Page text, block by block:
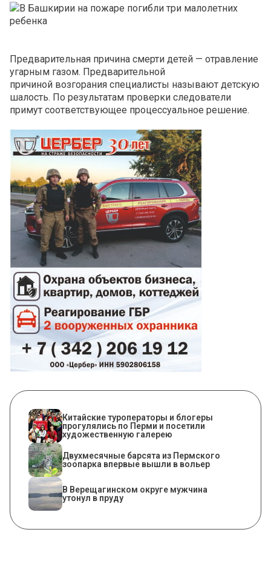
Предварительная причина смерти детей — отравление
угарным газом. Предварительной
причиной возгорания специалисты называют детскую
шалость. По результатам проверки следователи
примут соответствующее процессуальное решение.
Китайские туроператоры и блогеры
прогулялись по Перми и посетили
художественную галерею
Двухмесячные барсята из Пермского
зоопарка впервые вышли в вольер
В Верещагинском округе мужчина
утонул в пруду